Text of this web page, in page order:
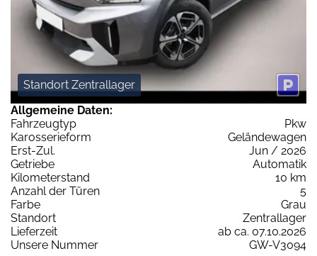
Standort Zentrallager
Allgemeine Daten:
Fahrzeugtyp
Pkw
Karosserieform
Geländewagen
Erst-Zul.
Jun / 2026
Getriebe
Automatik
Kilometerstand
10 km
Anzahl der Türen
5
Farbe
Grau
Standort
Zentrallager
Lieferzeit
ab ca. 07.10.2026
Unsere Nummer
GW-V3094